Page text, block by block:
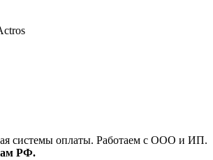
системы оплаты. Работаем с ООО и ИП.
РФ.